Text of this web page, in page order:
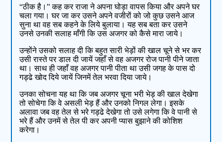
“ठीक है।” कह कर राजा ने अपना घोड़ा वापस किया और अपने घर
चला गया। घर जा कर उसने अपने वजीरों को जो कुछ उसने आज
सुना था वह सब कहने के लिये बुलाया। यह सब बता कर उसने
उनसे उनकी सलाह माँगी कि उस अजगर को कैसे मारा जाये।
उन्होंने उसको सलाह दी कि बहुत सारी भेड़ों की खाल चूने से भर कर
उसी रास्ते पर डाल दी जायें जहाँ से वह अजगर रोज पानी पीने जाता
था। साथ ही जहाँ वह अजगर पानी पीता था उसी जगह के पास दो
गड्ढे खोद दिये जायें जिनमें तेल भरवा दिया जाये।
उनका सोचना यह था कि जब अजगर चूना भरी भेड़ की खाल देखेगा
तो सोचेगा कि वे असली भेड़ हैं और उनको निगल लेगा। इसके
अलावा जब वह तेल से भरे गड्ढे देखेगा तो उसे लगेगा कि वे पानी से
भरे हैं और उनमें से तेल पी कर अपनी प्यास बुझाने की कोशिश
करेगा।